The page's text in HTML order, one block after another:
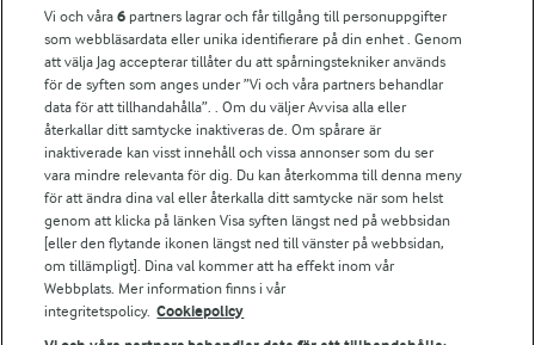
För ägare
Arlas kundportal
Arla.com
Falbygdens Ost
Arla webbshop
Bildbank
Följ oss
Vi och våra6 partners lagrar och får tillgång till personuppgifter
som webbläsardata eller unika identifierare på din enhet . Genom
att välja Jag accepterar tillåter du att spårningstekniker används
för de syften som anges under ”Vi och våra partners behandlar
data för att tillhandahålla”. . Om du väljer Avvisa alla eller
återkallar ditt samtycke inaktiveras de. Om spårare är
inaktiverade kan visst innehåll och vissa annonser som du ser
vara mindre relevanta för dig. Du kan återkomma till denna meny
för att ändra dina val eller återkalla ditt samtycke när som helst
genom att klicka på länken Visa syften längst ned på webbsidan
[eller den flytande ikonen längst ned till vänster på webbsidan,
om tillämpligt]. Dina val kommer att ha effekt inom vår
Webbplats. Mer information finns i vår
integritetspolicy. Cookiepolicy